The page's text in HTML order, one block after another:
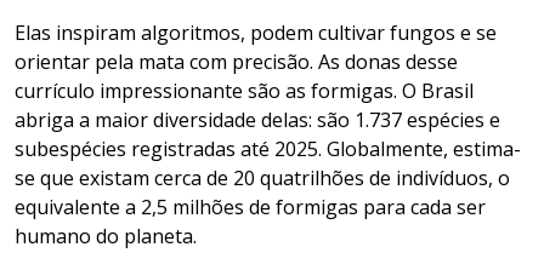
Elas inspiram algoritmos, podem cultivar fungos e se
orientar pela mata com precisão. As donas desse
currículo impressionante são as formigas. O Brasil
abriga a maior diversidade delas: são 1.737 espécies e
subespécies registradas até 2025. Globalmente, estima-
se que existam cerca de 20 quatrilhões de indivíduos, o
equivalente a 2,5 milhões de formigas para cada ser
humano do planeta.